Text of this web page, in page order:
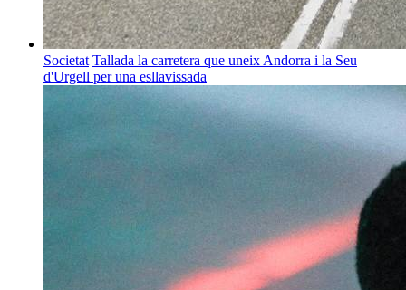
Societat Tallada la carretera que uneix Andorra i la Seu
d'Urgell per una esllavissada